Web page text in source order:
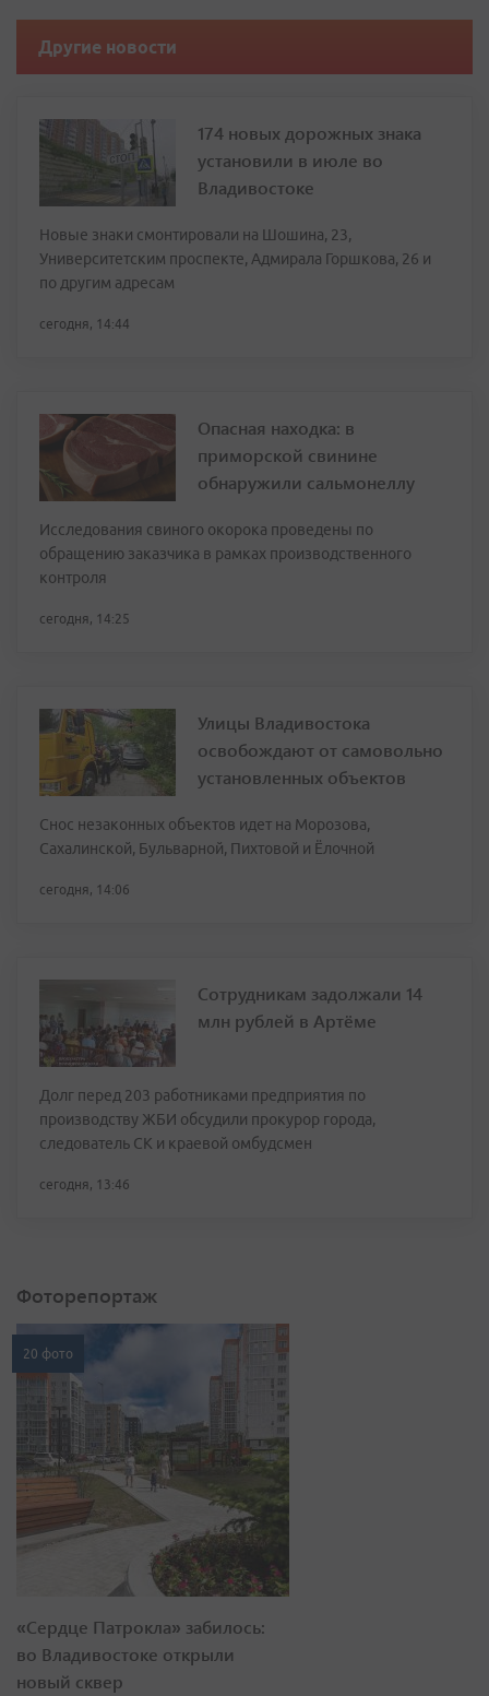
Другие новости
174 новых дорожных знака
установили в июле во
Владивостоке
Новые знаки смонтировали на Шошина, 23,
Университетским проспекте, Адмирала Горшкова, 26 и
по другим адресам
сегодня, 14:44
Опасная находка: в
приморской свинине
обнаружили сальмонеллу
Исследования свиного окорока проведены по
обращению заказчика в рамках производственного
контроля
сегодня, 14:25
Улицы Владивостока
освобождают от самовольно
установленных объектов
Снос незаконных объектов идет на Морозова,
Сахалинской, Бульварной, Пихтовой и Ёлочной
сегодня, 14:06
Сотрудникам задолжали 14
млн рублей в Артёме
Долг перед 203 работниками предприятия по
производству ЖБИ обсудили прокурор города,
следователь СК и краевой омбудсмен
сегодня, 13:46
Фоторепортаж
20 фото
«Сердце Патрокла» забилось:
во Владивостоке открыли
новый сквер